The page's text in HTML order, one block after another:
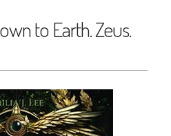
to Earth. Zeus.